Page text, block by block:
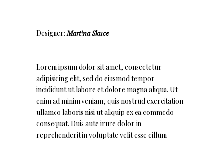
Designer:Martina Skuce
Lorem ipsum dolor sit amet, consectetur
adipisicing elit, sed do eiusmod tempor
incididunt ut labore et dolore magna aliqua. Ut
enim ad minim veniam, quis nostrud exercitation
ullamco laboris nisi ut aliquip ex ea commodo
consequat. Duis aute irure dolor in
reprehenderit in voluptate velit esse cillum